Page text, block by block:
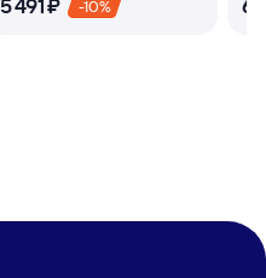
5 ⁠491 ⁠₽ -10% 6